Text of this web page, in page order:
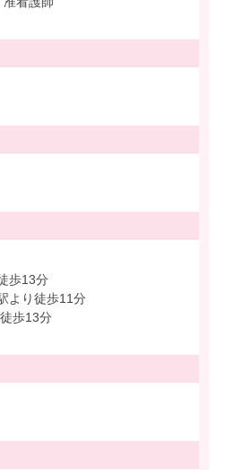
歩13分
より徒歩11分
歩13分